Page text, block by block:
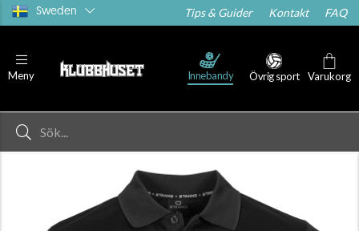
Sweden Tips & Guider Kontakt FAQ
Meny Innebandy Övrig sport Varukorg